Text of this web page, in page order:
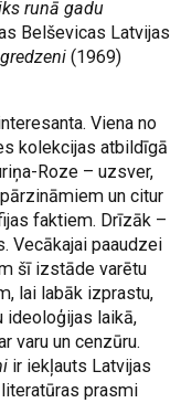
runā gadu
Belševicas Latvijas
(1969)
Viena no
kolekcijas atbildīgā
Roze – uzsver,
un citur
faktiem. Drīzāk –
Vecākajai paaudzei
šī izstāde varētu
lai labāk izprastu,
ideoloģijas laikā,
varu un cenzūru.
ir iekļauts Latvijas
prasmi